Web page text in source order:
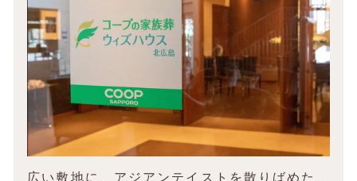
広い敷地に、アジアンテイストを散りばめた、